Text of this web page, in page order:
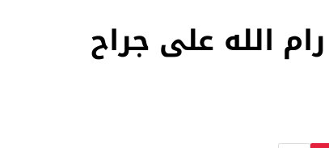
الله على جراح